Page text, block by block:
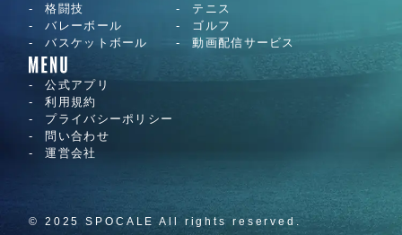
格闘技
テニス
バレーボール
ゴルフ
バスケットボール
動画配信サービス
公式アプリ
利用規約
プライバシーポリシー
問い合わせ
運営会社
© 2025 SPOCALE All rights reserved.